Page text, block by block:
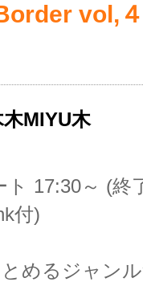
Border vol,
MIYU木
17:30～ (終
付)
めるジャン